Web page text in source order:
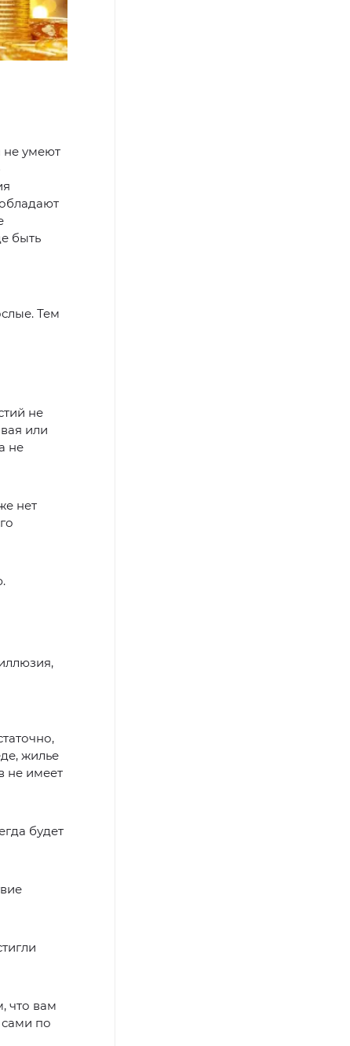
не умеют
быть
Тем
не
или
не
нет
жилье
не имеет
будет
что вам
по